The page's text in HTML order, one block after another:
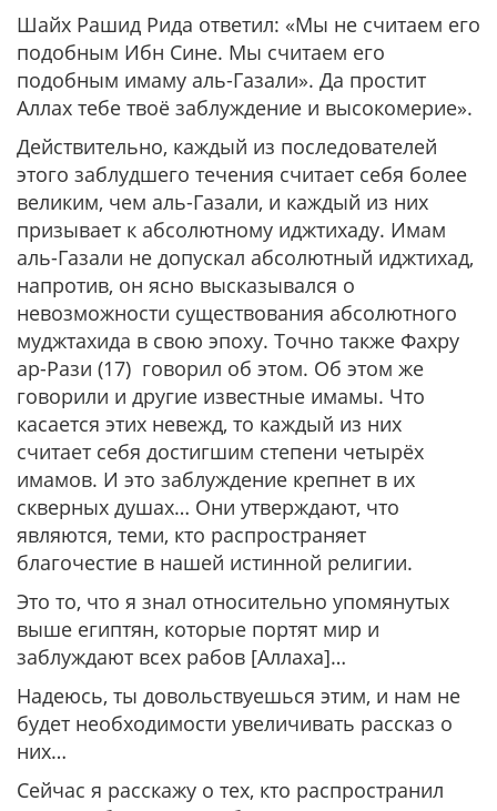
Шайх Рашид Рида ответил: «Мы не считаем его
подобным Ибн Сине. Мы считаем его
подобным имаму аль-Газали». Да простит
Аллах тебе твоё заблуждение и высокомерие».
Действительно, каждый из последователей
этого заблудшего течения считает себя более
великим, чем аль-Газали, и каждый из них
призывает к абсолютному иджтихаду. Имам
аль-Газали не допускал абсолютный иджтихад,
напротив, он ясно высказывался о
невозможности существования абсолютного
муджтахида в свою эпоху. Точно также Фахру
ар-Рази (17) говорил об этом. Об этом же
говорили и другие известные имамы. Что
касается этих невежд, то каждый из них
считает себя достигшим степени четырёх
имамов. И это заблуждение крепнет в их
скверных душах… Они утверждают, что
являются, теми, кто распространяет
благочестие в нашей истинной религии.
Это то, что я знал относительно упомянутых
выше египтян, которые портят мир и
заблуждают всех рабов [Аллаха]…
Надеюсь, ты довольствуешься этим, и нам не
будет необходимости увеличивать рассказ о
них…
Сейчас я расскажу о тех, кто распространил